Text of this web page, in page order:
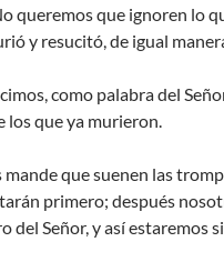
queremos que ignoren lo
y resucitó, de igual
como palabra del
los que ya murieron.
que suenen las
primero; después
del Señor, y así estaremos